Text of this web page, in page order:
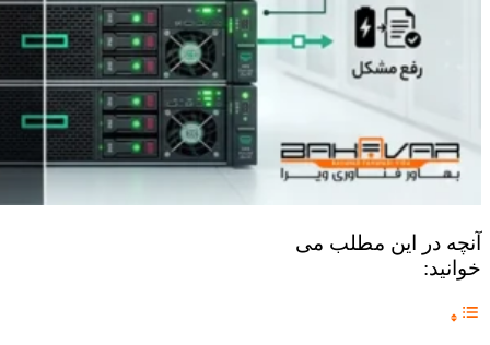
آنچه در این مطلب می
خوانید: